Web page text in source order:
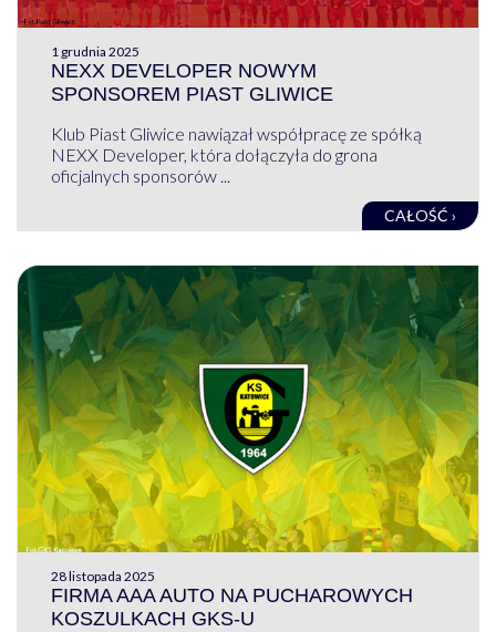
1 grudnia 2025
NEXX DEVELOPER NOWYM
SPONSOREM PIAST GLIWICE
Klub Piast Gliwice nawiązał współpracę ze spółką
NEXX Developer, która dołączyła do grona
oficjalnych sponsorów ...
CAŁOŚĆ ›
28 listopada 2025
FIRMA AAA AUTO NA PUCHAROWYCH
KOSZULKACH GKS-U